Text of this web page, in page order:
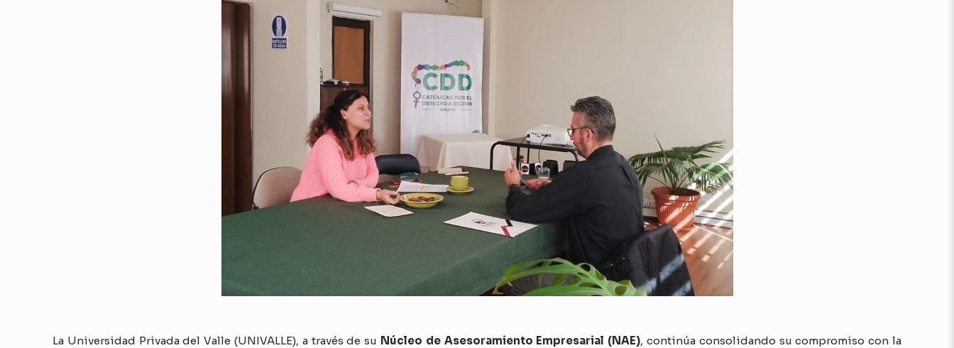
La Universidad Privada del Valle (UNIVALLE), a través de su Núcleo de Asesoramiento Empresarial (NAE), continúa consolidando su compromiso con la